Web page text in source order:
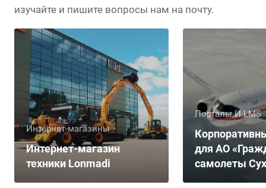
изучайте и пишите вопросы нам на почту.
Интернет-магазины
Интернет-магазин
техники Lonmadi
Порталы И LMS
для АО
самолеты